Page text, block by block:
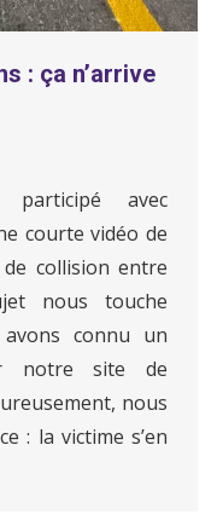
: ça n’arrive
participé avec
courte vidéo de
collision entre
nous touche
connu un
notre site de
nous
: la victime s’en